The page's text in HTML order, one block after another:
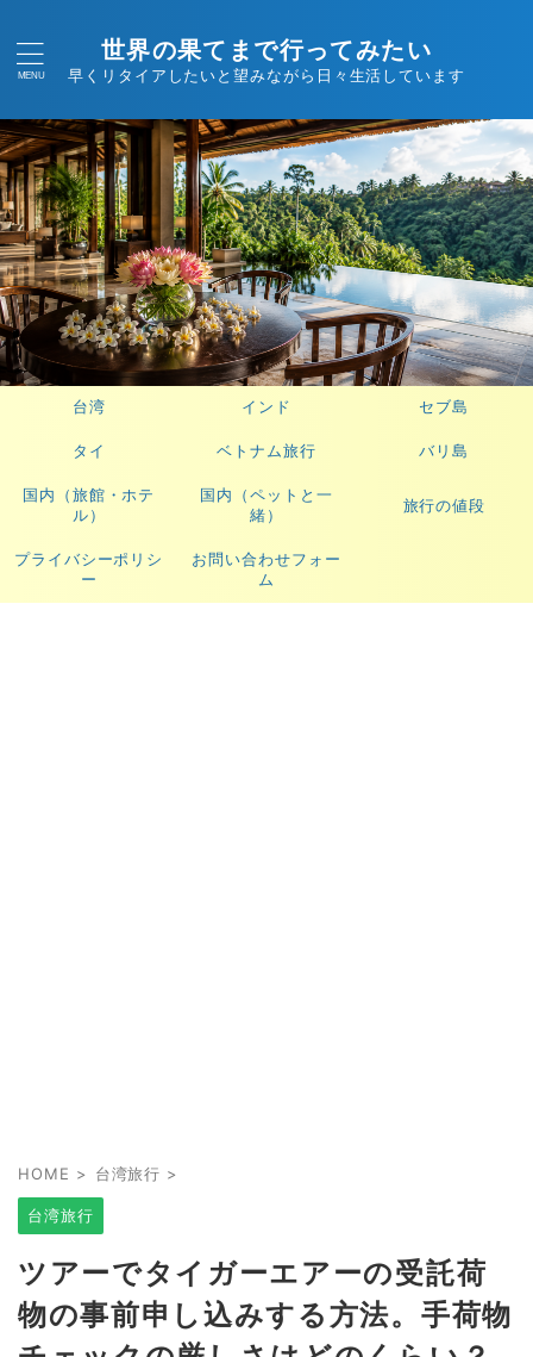
世界の果てまで行ってみたい
早くリタイアしたいと望みながら日々生活しています
台湾 インド セブ島
タイ ベトナム旅行 バリ島
国内（旅館・ホテ
ル）
国内（ペットと一
緒）
旅行の値段
プライバシーポリシ
ー
お問い合わせフォー
ム
HOME > 台湾旅行 >
台湾旅行
ツアーでタイガーエアーの受託荷
物の事前申し込みする方法。手荷物